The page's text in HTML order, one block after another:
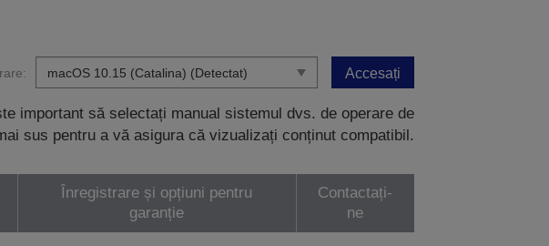
Accesați
important să selectați manual sistemul dvs. de operare de
sus pentru a vă asigura că vizualizați conținut compatibil.
Înregistrare și opțiuni pentru
garanție
Contactați-
ne